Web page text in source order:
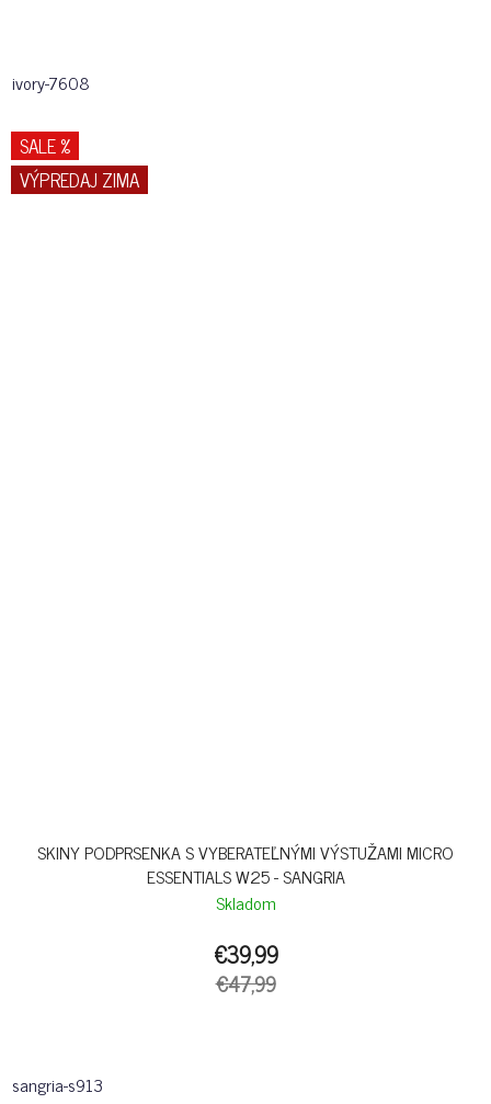
ivory-7608
SALE %
VÝPREDAJ ZIMA
SKINY PODPRSENKA S VYBERATEĽNÝMI VÝSTUŽAMI MICRO
ESSENTIALS W25 - SANGRIA
Skladom
€39,99
€47,99
sangria-s913